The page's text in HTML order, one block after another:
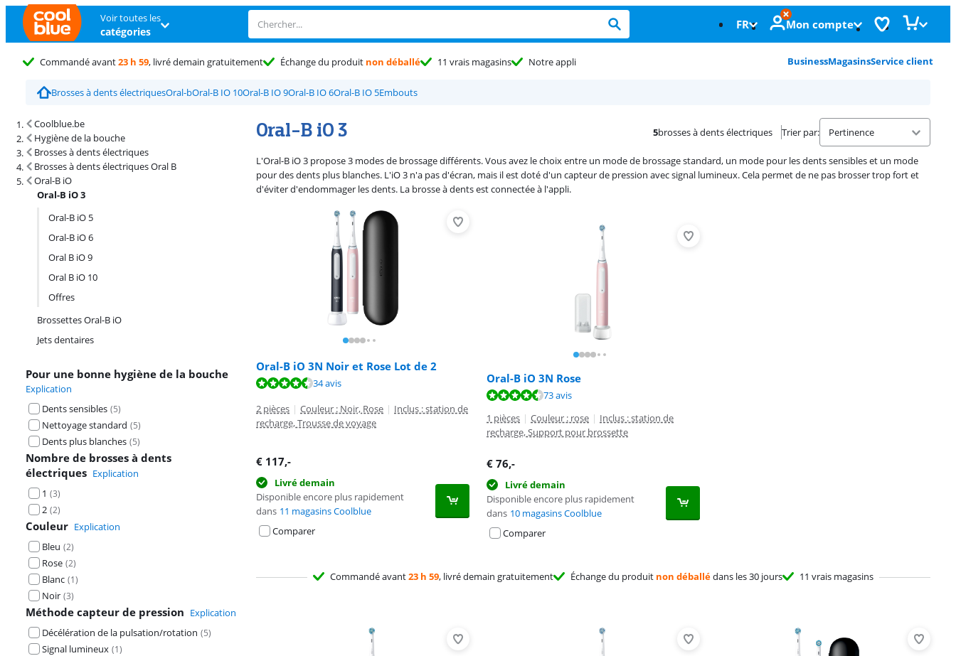
Voir toutes les
catégories FR Mon compte
Commandé avant23 h 59, livré demain gratuitement Échange du produit non déballé 11 vrais magasins Notre appli BusinessMagasinsService client
Brosses à dents électriquesOral-bOral-B IO 10Oral-B IO 9Oral-B IO 6Oral-B IO 5Embouts
Coolblue.be
Hygiène de la bouche
Brosses à dents électriques
Brosses à dents électriques Oral B
Oral-B iO
Oral-B iO 3
Oral-B iO 5
Oral-B iO 6
Oral B iO 9
Oral B iO 10
Offres
Brossettes Oral-B iO
Jets dentaires
Pour une bonne hygiène de la bouche
Explication
Dents sensibles (5)
Nettoyage standard (5)
Dents plus blanches (5)
Nombre de brosses à dents
électriques Explication
1 (3)
2 (2)
Couleur Explication
Bleu (2)
Rose (2)
Blanc (1)
Noir (3)
Méthode capteur de pression Explication
Décélération de la pulsation/rotation (5)
Signal lumineux (1)
Oral-B iO 3
Résultats de recherche et tri
5brosses à dents électriques Trier par:
L'Oral-B iO 3 propose 3 modes de brossage différents. Vous avez le choix entre un mode de brossage standard, un mode pour les dents sensibles et un mode
pour des dents plus blanches. L'iO 3 n'a pas d'écran, mais il est doté d'un capteur de pression avec signal lumineux. Cela permet de ne pas brosser trop fort et
d'éviter d'endommager les dents. La brosse à dents est connectée à l'appli.
Oral-B iO 3N Noir et Rose Lot de 2
La note est de 8,5 sur 10, basée sur 34 avis.
34 avis
2 pièces | Couleur : Noir, Rose | Inclus : station de
recharge, Trousse de voyage
€ 117,-
Livré demain
Disponible encore plus rapidement
dans 11 magasins Coolblue
Comparer
Oral-B iO 3N Rose
73 avis
1 pièces | Couleur : rose | Inclus : station de
recharge, Support pour brossette
€ 76,-
Livré demain
Disponible encore plus rapidement
dans 10 magasins Coolblue
Comparer
Commandé avant23 h 59, livré demain gratuitement Échange du produit non déballédans les 30 jours 11 vrais magasins